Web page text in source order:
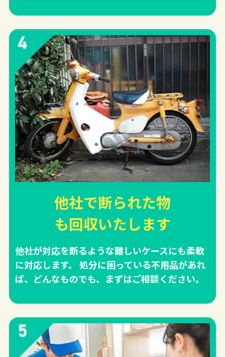
他社で断られた物
も回収いたします
他社が対応を断るような難しいケースにも柔軟
に対応します。 処分に困っている不用品があれ
ば、どんなものでも、まずはご相談ください。